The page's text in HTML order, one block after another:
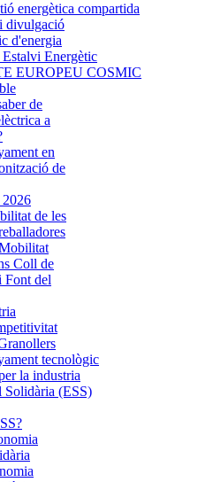
energètica compartida
divulgació
d'energia
Energètic
EUROPEU COSMIC
de
a
en
de
de les
Coll de
Font del
tecnològic
la industria
Solidària (ESS)